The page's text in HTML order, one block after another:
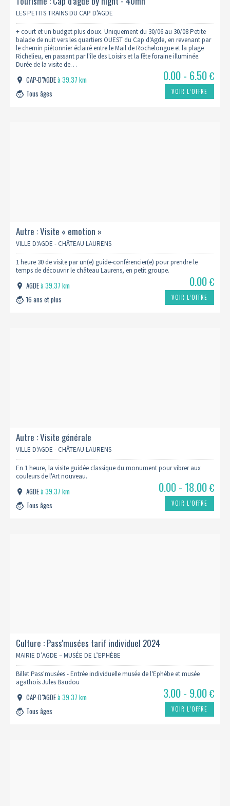
LES PETITS TRAINS DU CAP D'AGDE
+ court et un budget plus doux. Uniquement du 30/06 au 30/08 Petite
balade de nuit vers les quartiers OUEST du Cap d'Agde, en revenant par
le chemin piétonnier éclairé entre le Mail de Rochelongue et la plage
Richelieu, en passant par l'île des Loisirs et la fête foraine illuminée.
Durée de la visite de…
CAP-D"AGDEà 39.37 km
Tous âges
0.00 - 6.50€
VOIR L’OFFRE
Autre : Visite « emotion »
VILLE D'AGDE - CHÂTEAU LAURENS
1 heure 30 de visite par un(e) guide-conférencier(e) pour prendre le
temps de découvrir le château Laurens, en petit groupe.
AGDEà 39.37 km
16 ans et plus
0.00€
VOIR L’OFFRE
Autre : Visite générale
VILLE D'AGDE - CHÂTEAU LAURENS
En 1 heure, la visite guidée classique du monument pour vibrer aux
couleurs de l'Art nouveau.
AGDEà 39.37 km
Tous âges
0.00 - 18.00€
VOIR L’OFFRE
Culture : Pass'musées tarif individuel 2024
MAIRIE D’AGDE – MUSÉE DE L’EPHÈBE
Billet Pass'musées - Entrée individuelle musée de l'Ephèbe et musée
agathois Jules Baudou
CAP-D"AGDEà 39.37 km
Tous âges
3.00 - 9.00€
VOIR L’OFFRE